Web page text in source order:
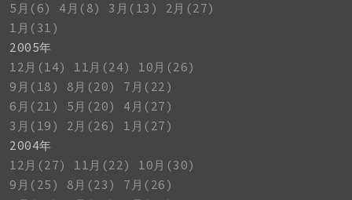
5月(6)
4月(8) 3月(13)
2月(27)
1月(31)
2005年
12月(14)
11月(24)
10月(26)
9月(18)
8月(20)
7月(22)
6月(21)
5月(20)
4月(27)
3月(19)
2月(26)
1月(27)
2004年
12月(27)
11月(22)
10月(30)
9月(25)
8月(23)
7月(26)